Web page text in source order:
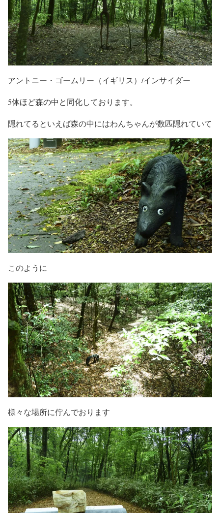
アントニー・ゴームリー（イギリス）/インサイダー
5体ほど森の中と同化しております。
隠れてるといえば森の中にはわんちゃんが数匹隠れていて
このように
様々な場所に佇んでおります